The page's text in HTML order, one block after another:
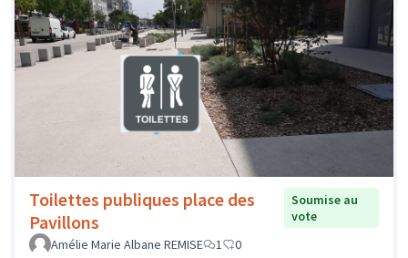
Toilettes publiques place des
Pavillons
Soumise au
vote
Amélie Marie Albane REMISE
1 0